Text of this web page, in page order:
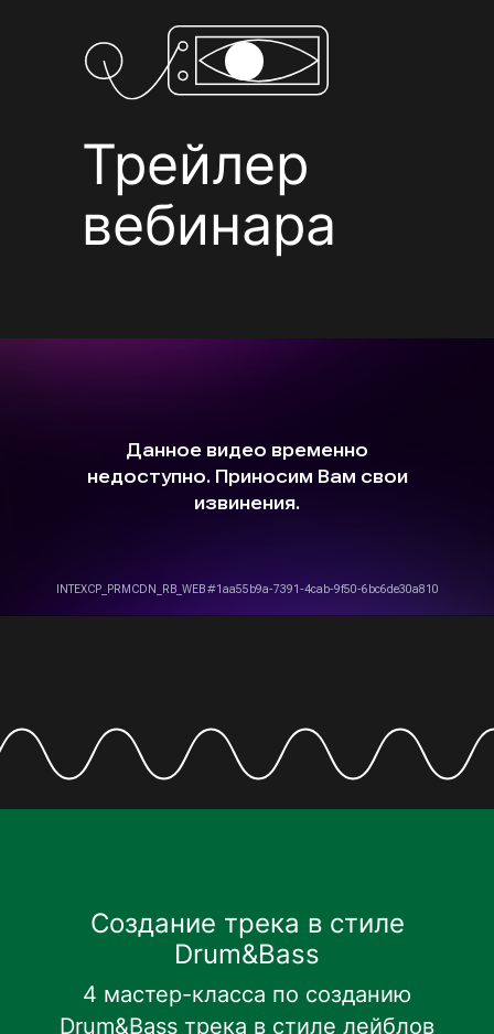
Трейлер
вебинара
Создание трека в стиле
Drum&Bass
4 мастер-класса по созданию
Drum&Bass трека в стиле лейблов